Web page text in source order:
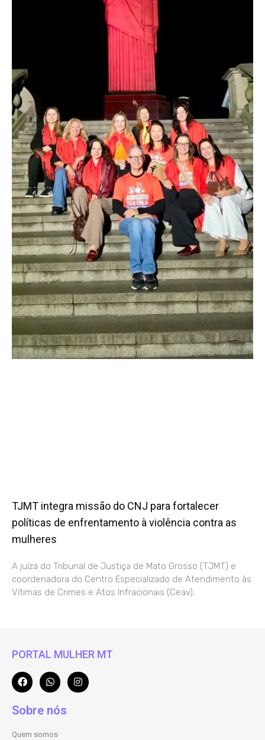
TJMT integra missão do CNJ para fortalecer
políticas de enfrentamento à violência contra as
mulheres
A juíza do Tribunal de Justiça de Mato Grosso (TJMT) e
coordenadora do Centro Especializado de Atendimento às
Vítimas de Crimes e Atos Infracionais (Ceav),
PORTAL MULHER MT
Sobre nós
Quem somos